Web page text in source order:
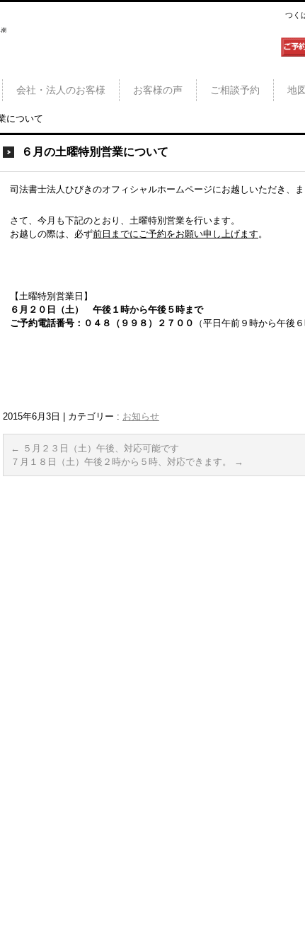
つく
会社・法人のお客様 お客様の声 ご相談予約 地
について
６月の土曜特別営業について
司法書士法人ひびきのオフィシャルホームページにお越しいただき、
さて、今月も下記のとおり、土曜特別営業を行います。
お越しの際は、必ず前日までにご予約をお願い申し上げます。
【土曜特別営業日】
６月２０日（土） 午後１時から午後５時まで
ご予約電話番号：０４８（９９８）２７００
（平日午前９時から午後
2015年6月3日 カテゴリー : お知らせ
← ５月２３日（土）午後、対応可能です
７月１８日（土）午後２時から５時、対応できます。
→